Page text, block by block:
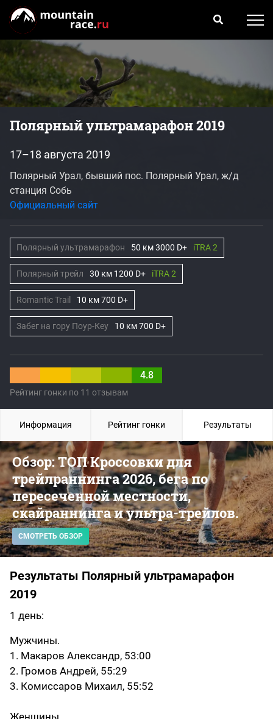
Полярный ультрамарафон 2019
4.8
Рейтинг гонки по 11 отзывам
17–18 августа 2019
Полярный Урал, бывший пос. Полярный Урал, ж/д
станция Собь
Официальный сайт
Полярный ультрамарафон 50 км 3000 D+ iTRA 2
Полярный трейл 30 км 1200 D+ iTRA 2
Romantic Trail 10 км 700 D+
Забег на гору Поур-Кеу 10 км 700 D+
Обзор: ТОП Кроссовки для
трейлраннинга 2026, бега по
пересеченной местности,
скайраннинга и ультра-трейлов.
СМОТРЕТЬ ОБЗОР
Результаты Полярный ультрамарафон
2019
1 день:
Мужчины.
1. Макаров Александр, 53:00
2. Громов Андрей, 55:29
3. Комиссаров Михаил, 55:52
Женщины.
Информация Рейтинг гонки Результаты